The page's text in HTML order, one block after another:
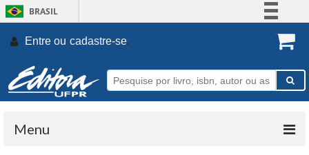
BRASIL
Participe
Entre ou cadastre-se.
Menu